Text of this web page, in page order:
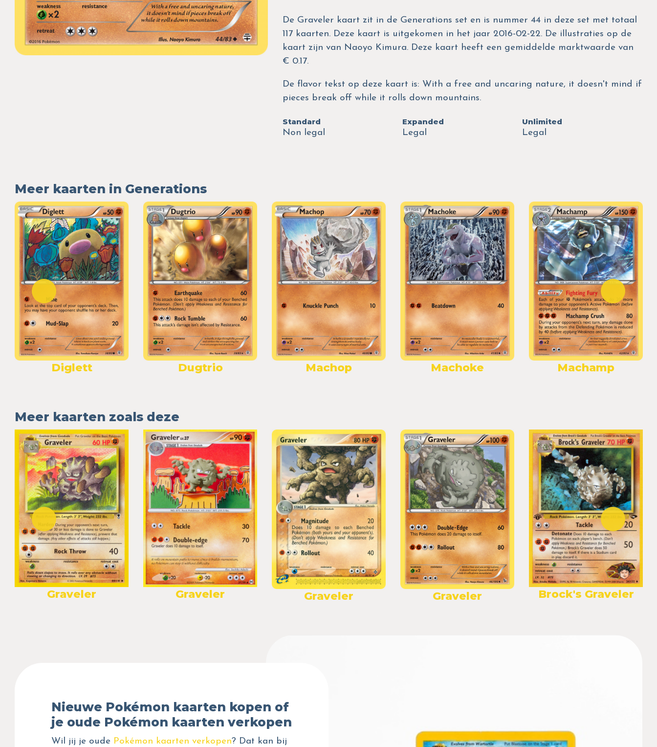
De Graveler kaart zit in de Generations set en is nummer 44 in deze set met totaal
117 kaarten. Deze kaart is uitgekomen in het jaar 2016-02-22. De illustraties op de
kaart zijn van Naoyo Kimura. Deze kaart heeft een gemiddelde marktwaarde van
€ 0.17.
De flavor tekst op deze kaart is: With a free and uncaring nature, it doesn't mind if
pieces break off while it rolls down mountains.
Standard
Non legal
Expanded
Legal
Unlimited
Legal
Meer kaarten in Generations
Diglett Dugtrio Machop Machoke Machamp
Meer kaarten zoals deze
Graveler Graveler Graveler Graveler Brock's Graveler
Nieuwe Pokémon kaarten kopen of
je oude Pokémon kaarten verkopen
Wil jij je oude Pokémon kaarten verkopen? Dat kan bij